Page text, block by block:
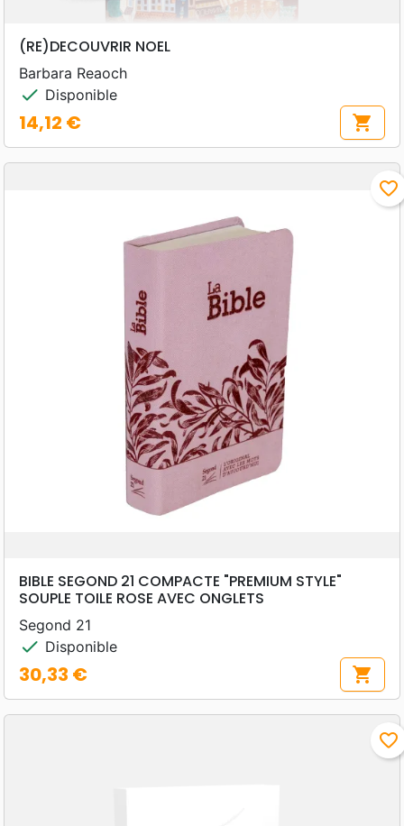
(RE)DECOUVRIR NOEL
Barbara Reaoch
check Disponible
Prix
14,12 € shopping_cart
favorite_border
BIBLE SEGOND 21 COMPACTE "PREMIUM STYLE"
SOUPLE TOILE ROSE AVEC ONGLETS
Segond 21
check Disponible
Prix
30,33 € shopping_cart
favorite_border